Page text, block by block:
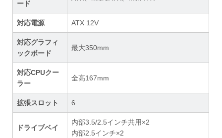
ード
対応電源 ATX 12V
対応グラフィ
ックボード
最大350mm
対応CPUクー
ラー
全高167mm
拡張スロット 6
ドライブベイ
内部3.5/2.5インチ共用×2
内部2.5インチ×2